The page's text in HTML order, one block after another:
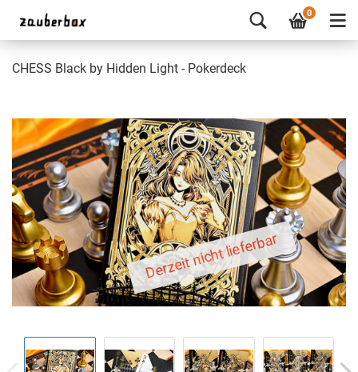
0
CHESS Black by Hidden Light - Pokerdeck
Derzeit nicht lieferbar